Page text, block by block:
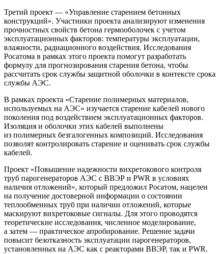
Третий проект — ​«Управление старением бетонных
конструкций». Участники проекта анализируют изменения
прочностных свойств бетона гермооболочек с учетом
эксплуатационных факторов: температуры эксплуатации,
влажности, радиационного воздействия. Исследования
Росатома в рамках этого проекта помогут разработать
формулу для прогнозирования старения бетона, чтобы
рассчитать срок службы защитной оболочки в контексте срока
службы АЭС.
В рамках проекта «Старение полимерных материалов,
используемых на АЭС» изучается старение кабелей нового
поколения под воздействием эксплуатационных факторов.
Изоляция и оболочки этих кабелей выполнены
из полимерных безгалогенных композиций. Исследования
позволят контролировать старение и оценивать срок службы
кабелей.
Проект «Повышение надежности вихретокового контроля
труб парогенераторов АЭС с ВВЭР и PWR в условиях
наличия отложений», который предложил Росатом, нацелен
на получение достоверной информации о состоянии
теплообменных труб при наличии отложений, которые
маскируют вихретоковые сигналы. Для этого проводятся
теоретические исследования, численное моделирование,
а затем — ​практическое апробирование. Решение задачи
повысит безотказность эксплуатации парогенераторов,
установленных на АЭС как с реакторами ВВЭР, так и PWR.